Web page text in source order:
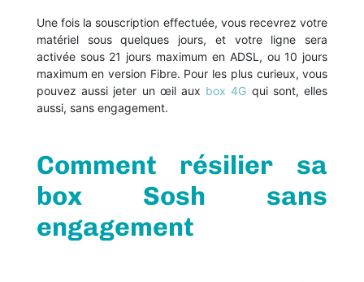
Une fois la souscription effectuée, vous recevrez votre
matériel sous quelques jours, et votre ligne sera
activée sous 21 jours maximum en ADSL, ou 10 jours
maximum en version Fibre. Pour les plus curieux, vous
pouvez aussi jeter un œil aux box 4G qui sont, elles
aussi, sans engagement.
Comment résilier sa
box Sosh sans
engagement